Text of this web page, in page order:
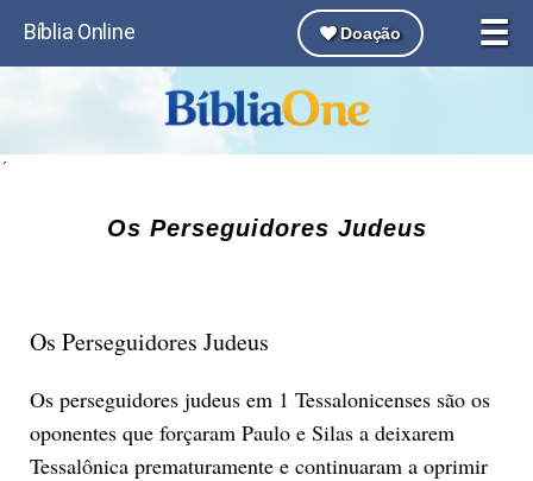
☰
Bíblia Online Doação
´
Os Perseguidores Judeus
Os Perseguidores Judeus
Os perseguidores judeus em 1 Tessalonicenses são os
oponentes que forçaram Paulo e Silas a deixarem
Tessalônica prematuramente e continuaram a oprimir